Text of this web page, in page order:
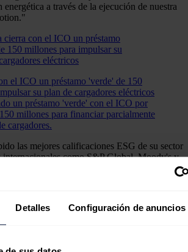
Detalles Configuración de anuncios
energética a través de la ejecución de nuestra
el ICO un préstamo 'verde' de 150
su plan de cargadores eléctricos
un préstamo 'verde' con el ICO por
millones para financiar parcialmente
cargadores.
las mejores calificaciones ESG de su sector
internacionales como S&P Global, Moody's y
a sus compromisos y logros ESG.
en un 20%. Además, Cepsa ya está cerca
para 2025 de tener al menos un 30% de